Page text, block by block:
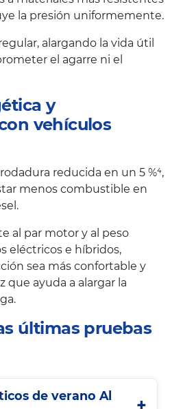
la presión uniformemente.
alargando la vida útil
el agarre ni el
y
vehículos
reducida en un 5 %⁴,
menos combustible en
al par motor y al peso
eléctricos e híbridos,
sea más confortable y
que ayuda a alargar la
últimas pruebas
de verano Al